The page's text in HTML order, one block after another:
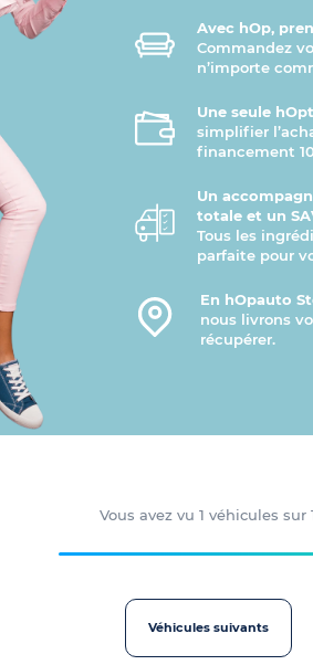
Avec hOp,
Commandez
n’importe
Une seule
simplifier
financement
Un
totale et un
Tous les
parfaite pour
En hOpauto
nous livrons
récupérer.
Vous avez vu 1véhicules sur
Véhicules suivants